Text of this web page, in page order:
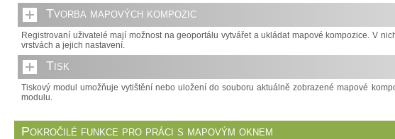
Tvorba mapových kompozic
Registrovaní uživatelé mají možnost na geoportálu vytvářet a ukládat mapové kompozice. V
vrstvách a jejich nastavení.
Tisk
Tiskový modul umožňuje vytištění nebo uložení do souboru aktuálně zobrazené mapové
modulu.
Pokročilé funkce pro práci s mapovým oknem